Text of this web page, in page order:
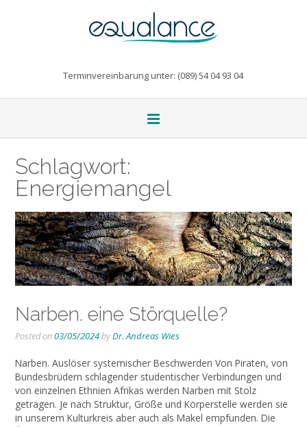
Terminvereinbarung unter: (089) 54 04 93 04
Schlagwort:
Energiemangel
Narben. eine Störquelle?
Posted on03/05/2024byDr. Andreas Wies
Narben. Auslöser systemischer Beschwerden Von Piraten, von
Bundesbrüdern schlagender studentischer Verbindungen und
von einzelnen Ethnien Afrikas werden Narben mit Stolz
getragen. Je nach Struktur, Größe und Körperstelle werden sie
in unserem Kulturkreis aber auch als Makel empfunden. Die